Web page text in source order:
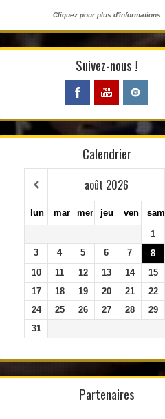
Cliquez pour plus d'informations
Suivez-nous !
Calendrier
août 2026
lun mar mer jeu ven sam
1
3
4 5 6 7 8
10
11 12 13 14 15
17
18 19 20 21 22
24
25 26 27 28 29
31
Partenaires